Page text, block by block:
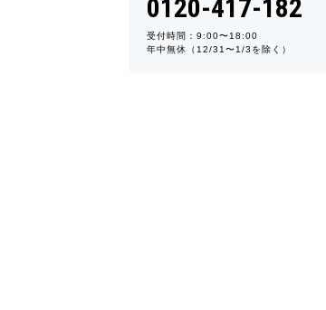
0120-417-182
受付時間：9:00〜18:00
年中無休（12/31〜1/3を除く）